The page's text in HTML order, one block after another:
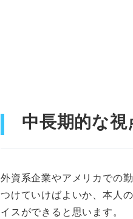
中長期的な
外資系企業やアメリカでの
つけていけばよいか、本人
イスができると思います。